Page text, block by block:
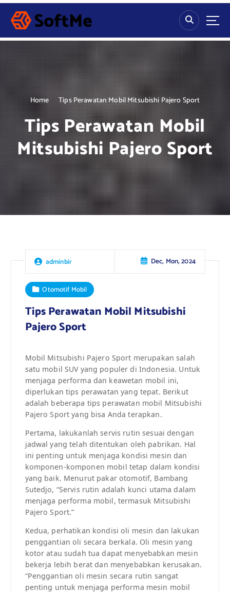
S
p
Home Tips Perawatan Mobil Mitsubishi Pajero Sport
Tips Perawatan Mobil
Mitsubishi Pajero Sport
adminbir Dec, Mon, 2024
Otomotif Mobil
Tips Perawatan Mobil Mitsubishi
Pajero Sport
Mobil Mitsubishi Pajero Sport merupakan salah
satu mobil SUV yang populer di Indonesia. Untuk
menjaga performa dan keawetan mobil ini,
diperlukan tips perawatan yang tepat. Berikut
adalah beberapa tips perawatan mobil Mitsubishi
Pajero Sport yang bisa Anda terapkan.
Pertama, lakukanlah servis rutin sesuai dengan
jadwal yang telah ditentukan oleh pabrikan. Hal
ini penting untuk menjaga kondisi mesin dan
komponen-komponen mobil tetap dalam kondisi
yang baik. Menurut pakar otomotif, Bambang
Sutedjo, “Servis rutin adalah kunci utama dalam
menjaga performa mobil, termasuk Mitsubishi
Pajero Sport.”
Kedua, perhatikan kondisi oli mesin dan lakukan
penggantian oli secara berkala. Oli mesin yang
kotor atau sudah tua dapat menyebabkan mesin
bekerja lebih berat dan menyebabkan kerusakan.
“Penggantian oli mesin secara rutin sangat
penting untuk menjaga performa mesin mobil